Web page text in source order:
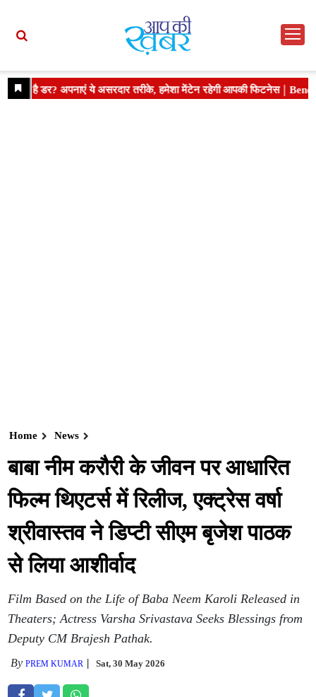
Home News
बाबा नीम करौरी के जीवन पर आधारित
फिल्म थिएटर्स में रिलीज, एक्ट्रेस वर्षा
श्रीवास्तव ने डिप्टी सीएम बृजेश पाठक
से लिया आशीर्वाद
Film Based on the Life of Baba Neem Karoli Released in
Theaters; Actress Varsha Srivastava Seeks Blessings from
Deputy CM Brajesh Pathak.
ByPREM KUMAR Sat, 30 May 2026